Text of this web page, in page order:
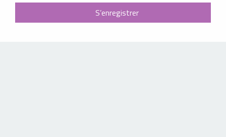
S’enregistrer